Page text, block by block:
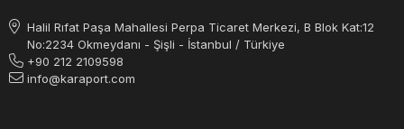
Halil Rıfat Paşa Mahallesi Perpa Ticaret Merkezi, B Blok Kat:12
No:2234 Okmeydanı - Şişli - İstanbul / Türkiye
+90 212 2109598
info@karaport.com